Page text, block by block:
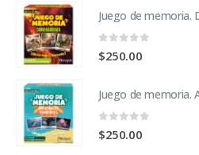
Juego de memoria.
0
$250.00
Juego de memoria.
0
$250.00